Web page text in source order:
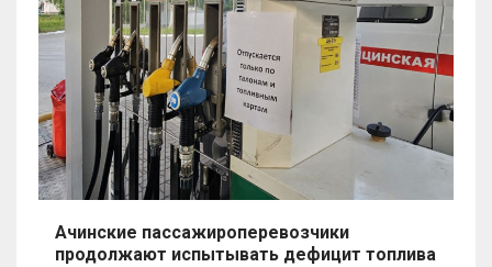
Ачинские пассажироперевозчики
продолжают испытывать дефицит топлива